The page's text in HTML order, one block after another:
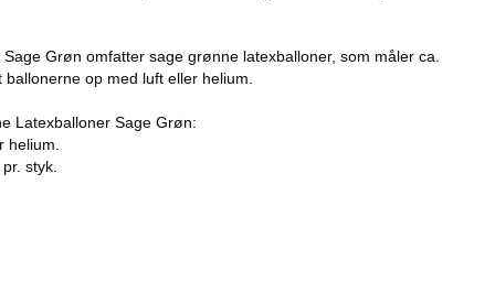
Grøn omfatter sage grønne latexballoner, som måler ca.
op med luft eller helium.
Latexballoner Sage Grøn:
helium.
styk.